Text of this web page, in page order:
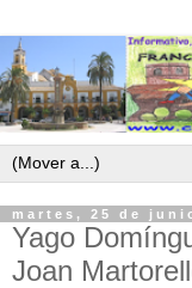
martes, 25 de
Yago
Joan